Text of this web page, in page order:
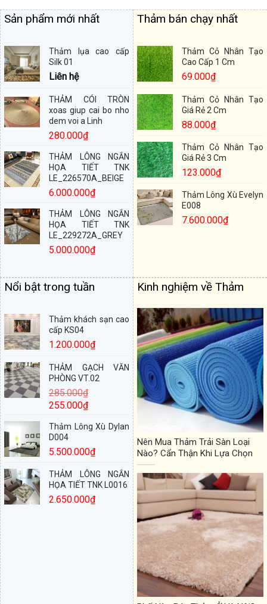
Sản phẩm mới nhất
Thảm lụa cao cấp
Silk 01
Liên hệ
THẢM CÓI TRÒN
xoas giup cai bo nho
dem voi a Linh
280.000₫
THẢM LÔNG NGẮN
HỌA TIẾT TNK
LE_226570A_BEIGE
6.000.000₫
THẢM LÔNG NGẮN
HỌA TIẾT TNK
LE_229272A_GREY
5.000.000₫
Thảm bán chạy nhất
Thảm Cỏ Nhân Tạo
Cao Cấp 1 Cm
69.000₫
Thảm Cỏ Nhân Tạo
Giá Rẻ 2 Cm
88.000₫
Thảm Cỏ Nhân Tạo
Giá Rẻ 3 Cm
123.000₫
Thảm Lông Xù Evelyn
E008
7.600.000₫
Nổi bật trong tuần
Thảm khách sạn cao
cấp KS04
1.200.000₫
THẢM GẠCH VĂN
PHÒNG VT.02
285.000₫
255.000₫
Thảm Lông Xù Dylan
D004
5.500.000₫
THẢM LÔNG NGẮN
HỌA TIẾT TNK L0016
2.650.000₫
Kinh nghiệm về Thảm
Nên Mua Thảm Trải Sàn Loại
Nào? Cẩn Thận Khi Lựa Chọn